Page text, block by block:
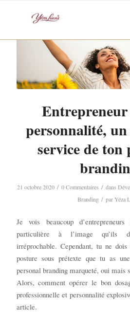
personnalité, un
service de ton
21 octobre 2020 / 0 Commentaires / dans
Branding / parYéza
Je vois beaucoup
particulière à l’image qu’ils
irréprochable. Cependant, tu ne
posture sous prétexte que tu as
personal branding marqueté, oui mais
Alors, comment opérer le bon
professionnelle et personnalité
article.